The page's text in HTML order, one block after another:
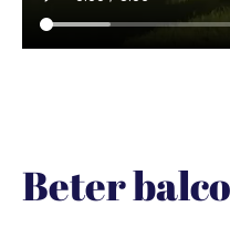
Beter